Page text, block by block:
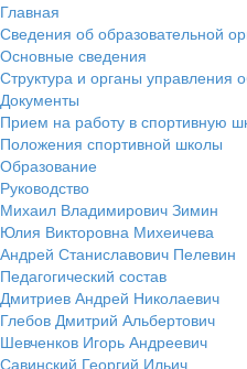
Главная
Сведения об образовательной
Основные сведения
Структура и органы управления
Документы
Прием на работу в спортивную
Положения спортивной школы
Образование
Руководство
Михаил Владимирович Зимин
Юлия Викторовна Михеичева
Андрей Станиславович Пелевин
Педагогический состав
Дмитриев Андрей Николаевич
Глебов Дмитрий Альбертович
Шевченков Игорь Андреевич
Савинский Георгий Ильич